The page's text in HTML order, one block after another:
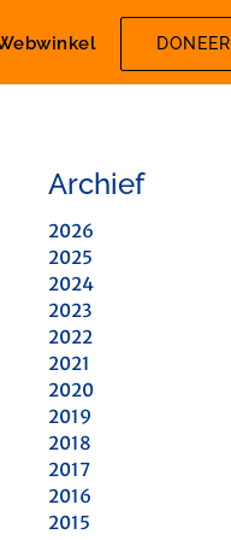
DONEER
Archief
2026
2025
2024
2023
2022
2021
2020
2019
2018
2017
2016
2015